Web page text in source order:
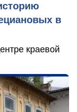
в
краевой